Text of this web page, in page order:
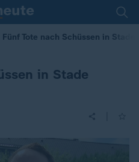
Fünf Tote nach Schüssen in Stade
in Stade